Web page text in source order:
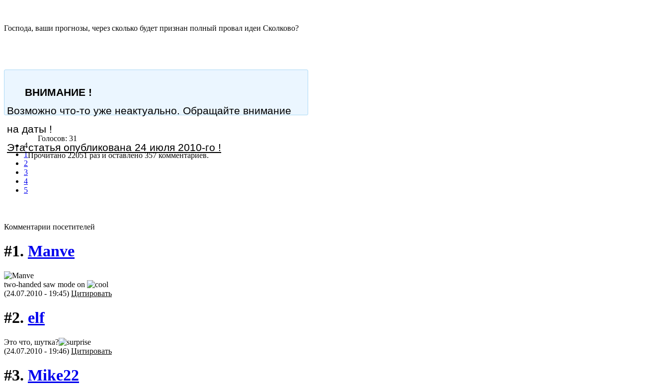
Господа, ваши прогнозы, через сколько будет признан полный провал идеи Сколково?
ВНИМАНИЕ !
Возможно что-то уже неактуально. Обращайте внимание
на даты !
Эта статья опубликована 24 июля 2010-го !
4
1
2
3
4
5
Голосов: 31
Прочитано 22051 рази оставлено 357 комментариев.
Комментарии посетителей
#1. Manve
two-handed saw mode on
(24.07.2010 - 19:45) Цитировать
#2. elf
Это что, шутка?
(24.07.2010 - 19:46) Цитировать
#3. Mike22